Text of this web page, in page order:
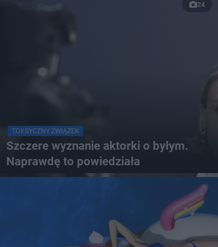
24
TOKSYCZNY ZWIĄZEK
Szczere wyznanie aktorki o byłym.
Naprawdę to powiedziała